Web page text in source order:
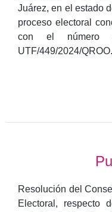
Juárez, en el estado
proceso electoral
con el número
UTF/449/2024/QROO.
Resolución del
Electoral, respecto